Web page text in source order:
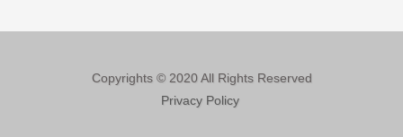
Copyrights © 2020 All Rights Reserved
Privacy Policy